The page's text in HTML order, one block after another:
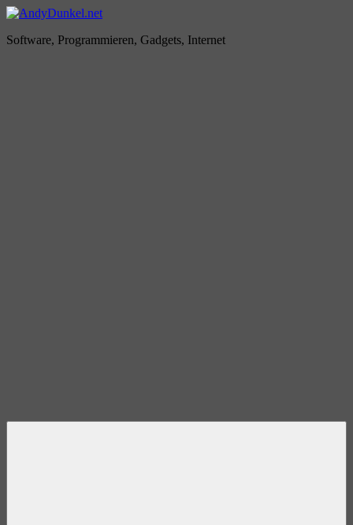
Zum
springen
AndyDunkel.net
Software, Programmieren, Gadgets, Internet